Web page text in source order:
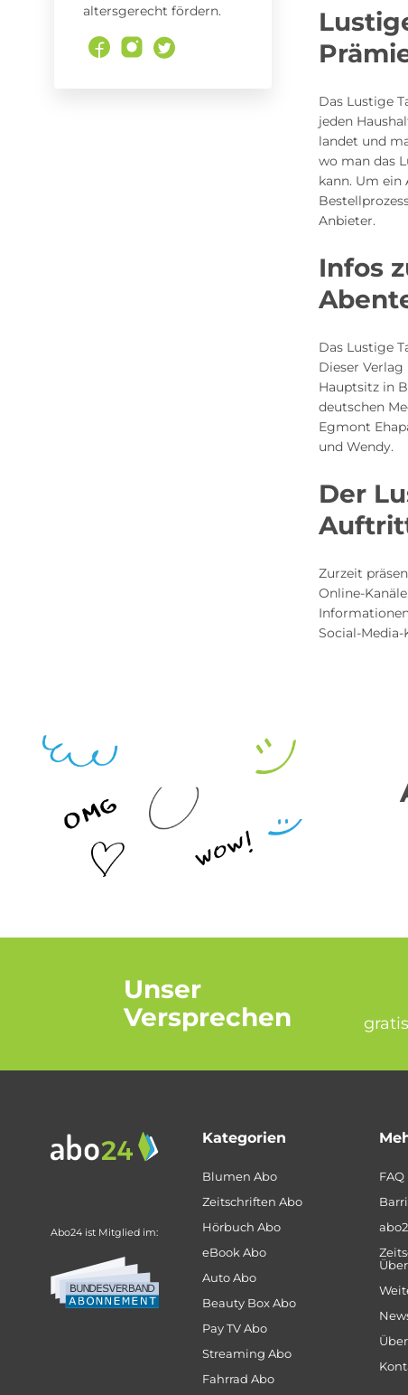
altersgerecht fördern.
Das Lustige
jeden
landet und
wo man das
kann. Um
Anbieter.
Infos
Das Lustige
Dieser
Hauptsitz in
deutschen
Egmont
und Wendy.
Der
Zurzeit
Online-
Social-Media-
Unser
Versprechen
Abo24 ist Mitglied im:
Kategorien
Blumen Abo
Zeitschriften Abo
Hörbuch Abo
eBook Abo
Auto Abo
Beauty Box Abo
Pay TV Abo
Streaming Abo
Fahrrad Abo
FAQ